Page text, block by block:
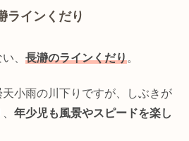
ラインくだり
、 長瀞のラインくだり。
小雨の川下りですが、しぶきが
年少児も風景やスピードを楽し